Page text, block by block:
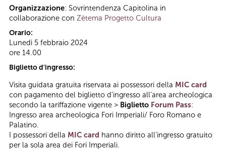
Organizzazione: Sovrintendenza Capitolina in
collaborazione con Zètema Progetto Cultura
Orario:
Lunedì 5 febbraio 2024
ore 14.00
Biglietto d'ingresso:
Visita guidata gratuita riservata ai possessori della MIC card
con pagamento del biglietto d’ingresso all’area archeologica
secondo la tariffazione vigente > Biglietto Forum Pass:
Ingresso area archeologica Fori Imperiali/ Foro Romano e
Palatino.
I possessori della MIC card hanno diritto all'ingresso gratuito
per la sola area dei Fori Imperiali.